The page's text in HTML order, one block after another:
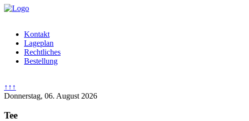
Kontakt
Lageplan
Rechtliches
Bestellung
↑↑↑
Donnerstag, 06. August 2026
Tee